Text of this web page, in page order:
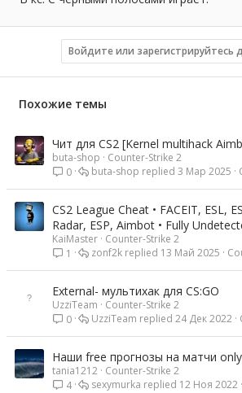
Войдите или зарегистрируйтесь
Похожие темы
Чит для CS2 [Kernel multihack
buta-shop
Counter-Strike 2
0
3 Мар 2025
buta-shop
CS2 League Cheat • FACEIT, ESL,
Radar, ESP, Aimbot • Fully
KaiMaster Counter-Strike 2
1
13 Май 2025
zonf2k
External- мультихак для CS:GO
UzziTeam
Counter-Strike 2
0
24 Дек 2022
UzziTeam
Наши free прогнозы на матчи
tania1212 Counter-Strike 2
4
12 Ноя 2022
sexymurka